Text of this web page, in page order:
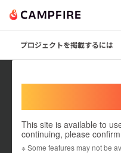
プロジェクトを掲載するには
This site is available to
continuing, please
※ Some features may not be